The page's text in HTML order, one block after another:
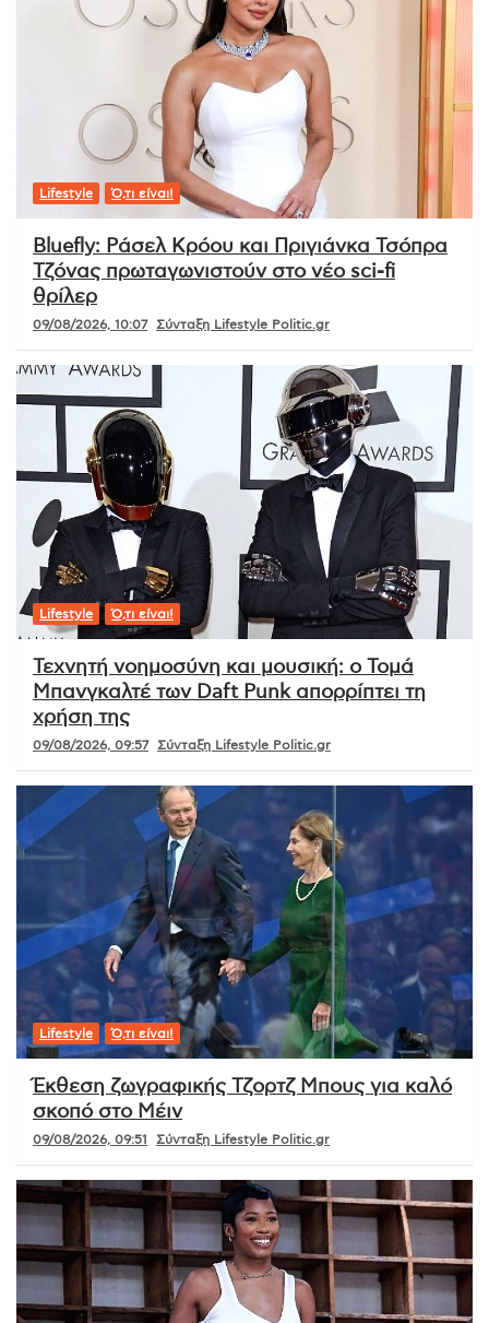
Lifestyle Ό,τι είναι!
Bluefly: Ράσελ Κρόου και Πριγιάνκα Τσόπρα
Τζόνας πρωταγωνιστούν στο νέο sci-fi
θρίλερ
09/08/2026, 10:07 Σύνταξη Lifestyle Politic.gr
Lifestyle Ό,τι είναι!
Τεχνητή νοημοσύνη και μουσική: ο Τομά
Μπανγκαλτέ των Daft Punk απορρίπτει τη
χρήση της
09/08/2026, 09:57 Σύνταξη Lifestyle Politic.gr
Lifestyle Ό,τι είναι!
Έκθεση ζωγραφικής Τζορτζ Μπους για καλό
σκοπό στο Μέιν
09/08/2026, 09:51 Σύνταξη Lifestyle Politic.gr